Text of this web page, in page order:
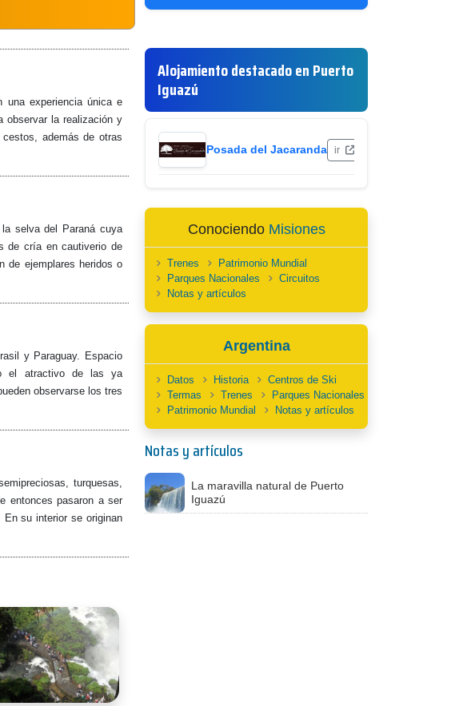
una experiencia única e
observar la realización y
además de otras
selva del Paraná cuya
de cría en cautiverio de
de ejemplares heridos o
y Paraguay. Espacio
el atractivo de las ya
observarse los tres
turquesas,
entonces pasaron a ser
En su interior se originan
Alojamiento destacado en Puerto
Iguazú
Posada del Jacaranda ir
Conociendo Misiones
Trenes
Patrimonio Mundial
Parques Nacionales
Circuitos
Notas y artículos
Argentina
Datos Historia
Centros de Ski
Termas
Trenes
Parques Nacionales
Patrimonio Mundial
Notas y artículos
Notas y artículos
La maravilla natural de Puerto
Iguazú